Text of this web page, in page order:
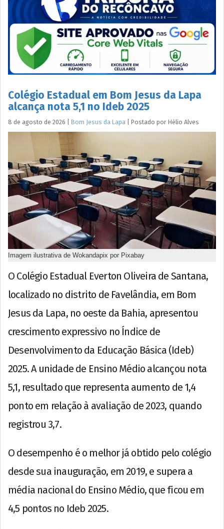
Colégio Estadual em Bom Jesus da Lapa
alcança nota 5,1 no Ideb 2025
8 de agosto de 2026 Bom Jesus da Lapa Postado por Hélio Alves
Imagem ilustrativa de Wokandapix por Pixabay
O Colégio Estadual Everton Oliveira de Santana,
localizado no distrito de Favelândia, em Bom
Jesus da Lapa, no oeste da Bahia, apresentou
crescimento expressivo no Índice de
Desenvolvimento da Educação Básica (Ideb)
2025. A unidade de Ensino Médio alcançou nota
5,1, resultado que representa aumento de 1,4
ponto em relação à avaliação de 2023, quando
registrou 3,7.
O desempenho é o melhor já obtido pelo colégio
desde sua inauguração, em 2019, e supera a
média nacional do Ensino Médio, que ficou em
4,5 pontos no Ideb 2025.